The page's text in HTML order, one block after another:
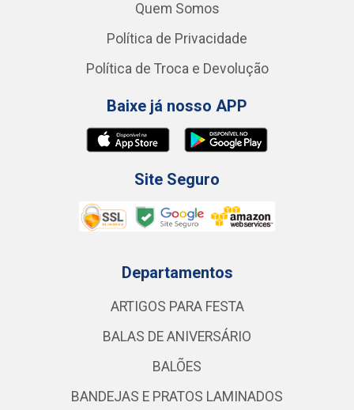
Quem Somos
Política de Privacidade
Política de Troca e Devolução
Baixe já nosso APP
Site Seguro
Departamentos
ARTIGOS PARA FESTA
BALAS DE ANIVERSÁRIO
BALÕES
BANDEJAS E PRATOS LAMINADOS